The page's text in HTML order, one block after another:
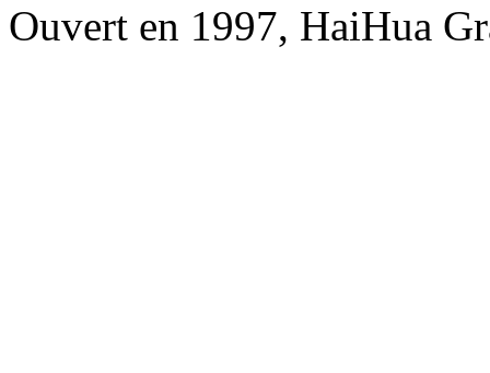
Ouvert en 1997, HaiHua